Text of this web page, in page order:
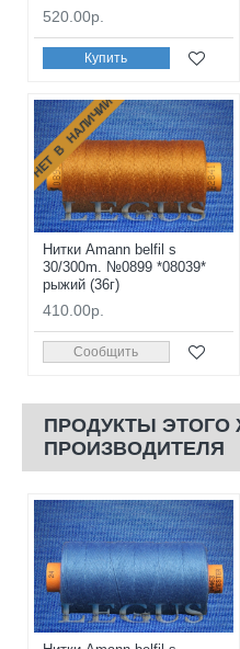
520.00р.
Купить
НЕТ В НАЛИЧИИ
Нитки Amann belfil s
30/300m. №0899 *08039*
рыжий (36г)
410.00р.
Сообщить
ПРОДУКТЫ ЭТОГО
ПРОИЗВОДИТЕЛЯ